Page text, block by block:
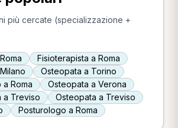
più cercate (specializzazione +
Fisioterapista a Roma
Osteopata a Torino
Roma
Osteopata a Verona
a Treviso
Osteopata a Treviso
Posturologo a Roma